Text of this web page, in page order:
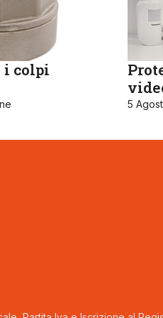
i colpi
5